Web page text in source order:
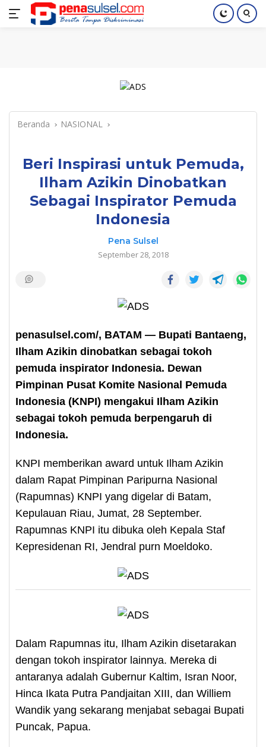
Langsung
Home Nasional Pendidikan Index
Beranda NASIONAL
Beri Inspirasi untuk Pemuda,
Ilham Azikin Dinobatkan
Sebagai Inspirator Pemuda
Indonesia
Pena Sulsel
September 28, 2018
penasulsel.com/, BATAM — Bupati Bantaeng,
Ilham Azikin dinobatkan sebagai tokoh
pemuda inspirator Indonesia. Dewan
Pimpinan Pusat Komite Nasional Pemuda
Indonesia (KNPI) mengakui Ilham Azikin
sebagai tokoh pemuda berpengaruh di
Indonesia.
KNPI memberikan award untuk Ilham Azikin
dalam Rapat Pimpinan Paripurna Nasional
(Rapumnas) KNPI yang digelar di Batam,
Kepulauan Riau, Jumat, 28 September.
Rapumnas KNPI itu dibuka oleh Kepala Staf
Kepresidenan RI, Jendral purn Moeldoko.
Dalam Rapumnas itu, Ilham Azikin disetarakan
dengan tokoh inspirator lainnya. Mereka di
antaranya adalah Gubernur Kaltim, Isran Noor,
Hinca Ikata Putra Pandjaitan XIII, dan Williem
Wandik yang sekarang menjabat sebagai Bupati
Puncak, Papua.